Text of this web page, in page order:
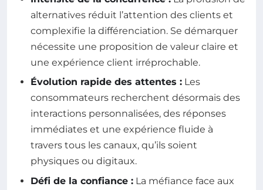
alternatives réduit l’attention des clients et
complexifie la différenciation. Se démarquer
nécessite une proposition de valeur claire et
une expérience client irréprochable.
Évolution rapide des attentes : Les
consommateurs recherchent désormais des
interactions personnalisées, des réponses
immédiates et une expérience fluide à
travers tous les canaux, qu’ils soient
physiques ou digitaux.
Défi de la confiance : La méfiance face aux